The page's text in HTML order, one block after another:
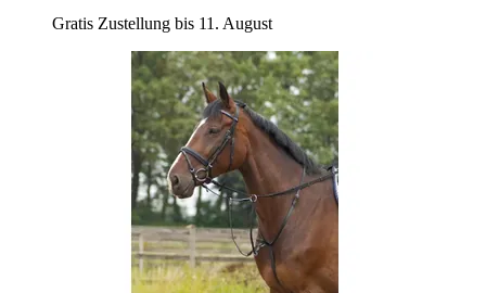
Gratis Zustellung bis 11. August